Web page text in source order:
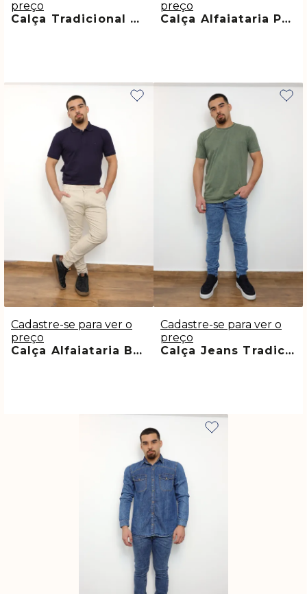
Calça Tradicional Lavagem Média Angelo
preço
Calça Alfaiataria Premium Preta Gael
preço
Calça Alfaiataria Bege Premium Benjamin
Cadastre-se para ver o
preço
Calça Jeans Tradicional Média Claudio
Cadastre-se para ver o
preço